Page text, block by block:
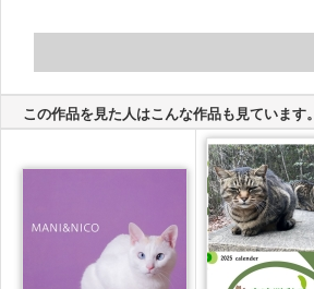
この作品を見た人はこんな作品も見ています。